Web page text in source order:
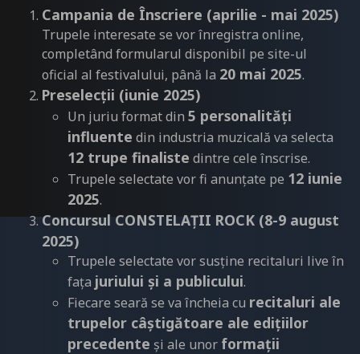
Campania de Înscriere (aprilie - mai 2025)
Trupele interesate se vor înregistra online,
completând formularul disponibil pe site-ul
oficial al festivalului, până la 20 mai 2025.
Preselecții (iunie 2025)
Un juriu format din 5 personalități
influente din industria muzicală va selecta
12 trupe finaliste dintre cele înscrise.
Trupele selectate vor fi anunțate pe 12 iunie
2025.
Concursul CONSTELAȚII ROCK (8-9 august
2025)
Trupele selectate vor susține recitaluri live în
fața juriului și a publicului.
Fiecare seară se va încheia cu recitaluri ale
trupelor câștigătoare ale edițiilor
precedente și ale unor formații